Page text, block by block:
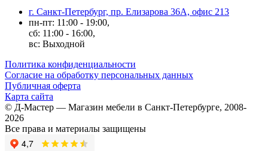
г. Санкт-Петербург, пр. Елизарова 36А, офис 213
пн-пт: 11:00 - 19:00,
сб: 11:00 - 16:00,
вс: Выходной
Политика конфиденциальности
Согласие на обработку персональных данных
Публичная оферта
Карта сайта
© Д-Мастер — Магазин мебели в Санкт-Петербурге, 2008-
2026
Все права и материалы защищены